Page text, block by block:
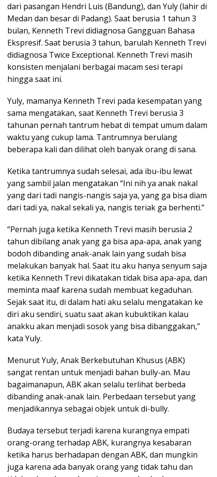
dari pasangan Hendri Luis (Bandung), dan Yuly (lahir di
Medan dan besar di Padang). Saat berusia 1 tahun 3
bulan, Kenneth Trevi didiagnosa Gangguan Bahasa
Ekspresif. Saat berusia 3 tahun, barulah Kenneth Trevi
didiagnosa Twice Exceptional. Kenneth Trevi masih
konsisten menjalani berbagai macam sesi terapi
hingga saat ini.
Yuly, mamanya Kenneth Trevi pada kesempatan yang
sama mengatakan, saat Kenneth Trevi berusia 3
tahunan pernah tantrum hebat di tempat umum dalam
waktu yang cukup lama. Tantrumnya berulang
beberapa kali dan dilihat oleh banyak orang di sana.
Ketika tantrumnya sudah selesai, ada ibu-ibu lewat
yang sambil jalan mengatakan “Ini nih ya anak nakal
yang dari tadi nangis-nangis saja ya, yang ga bisa diam
dari tadi ya, nakal sekali ya, nangis teriak ga berhenti.”
“Pernah juga ketika Kenneth Trevi masih berusia 2
tahun dibilang anak yang ga bisa apa-apa, anak yang
bodoh dibanding anak-anak lain yang sudah bisa
melakukan banyak hal. Saat itu aku hanya senyum saja
ketika Kenneth Trevi dikatakan tidak bisa apa-apa, dan
meminta maaf karena sudah membuat kegaduhan.
Sejak saat itu, di dalam hati aku selalu mengatakan ke
diri aku sendiri, suatu saat akan kubuktikan kalau
anakku akan menjadi sosok yang bisa dibanggakan,”
kata Yuly.
Menurut Yuly, Anak Berkebutuhan Khusus (ABK)
sangat rentan untuk menjadi bahan bully-an. Mau
bagaimanapun, ABK akan selalu terlihat berbeda
dibanding anak-anak lain. Perbedaan tersebut yang
menjadikannya sebagai objek untuk di-bully.
Budaya tersebut terjadi karena kurangnya empati
orang-orang terhadap ABK, kurangnya kesabaran
ketika harus berhadapan dengan ABK, dan mungkin
juga karena ada banyak orang yang tidak tahu dan